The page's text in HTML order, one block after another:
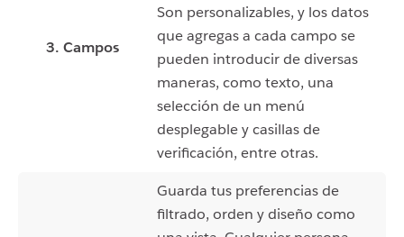
3. Campos
Son personalizables, y los datos
que agregas a cada campo se
pueden introducir de diversas
maneras, como texto, una
selección de un menú
desplegable y casillas de
verificación, entre otras.
Guarda tus preferencias de
filtrado, orden y diseño como